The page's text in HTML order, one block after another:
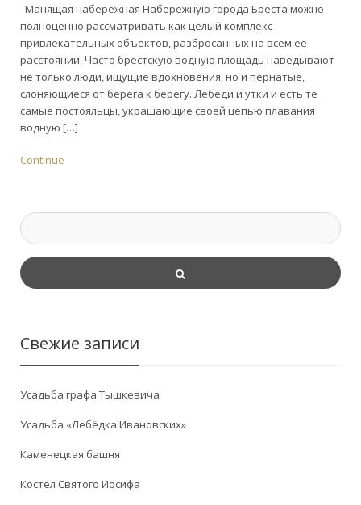
Манящая набережная Набережную города Бреста можно
полноценно рассматривать как целый комплекс
привлекательных объектов, разбросанных на всем ее
расстоянии. Часто брестскую водную площадь наведывают
не только люди, ищущие вдохновения, но и пернатые,
слоняющиеся от берега к берегу. Лебеди и утки и есть те
самые постояльцы, украшающие своей цепью плавания
водную […]
Continue
Свежие записи
Усадьба графа Тышкевича
Усадьба «Лебёдка Ивановских»
Каменецкая башня
Костел Святого Иосифа